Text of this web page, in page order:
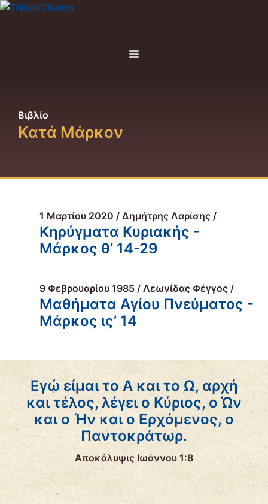
Μετάβαση
Menu
Βιβλίο
Κατά Μάρκον
1 Μαρτίου 2020 / Δημήτρης Λαρίσης /
Κηρύγματα Κυριακής -
Μάρκος θ’ 14-29
9 Φεβρουαρίου 1985 / Λεωνίδας Φέγγος /
Μαθήματα Αγίου Πνεύματος -
Μάρκος ις’ 14
Εγώ είμαι το Α και το Ω, αρχή
και τέλος, λέγει ο Κύριος, ο Ών
και ο Ήν και ο Ερχόμενος, ο
Παντοκράτωρ.
Αποκάλυψις Ιωάννου 1:8